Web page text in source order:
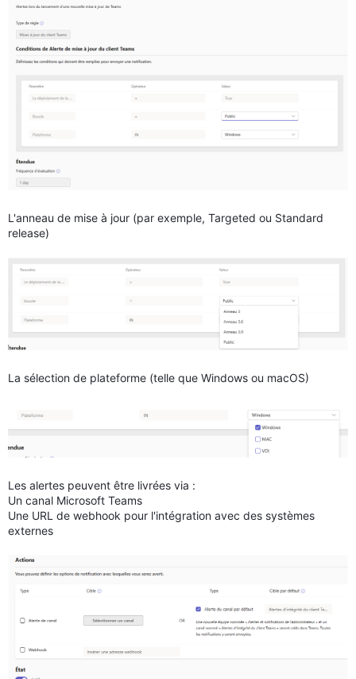
L'anneau de mise à jour (par exemple, Targeted ou Standard
release)
La sélection de plateforme (telle que Windows ou macOS)
Les alertes peuvent être livrées via :
Un canal Microsoft Teams
Une URL de webhook pour l'intégration avec des systèmes
externes